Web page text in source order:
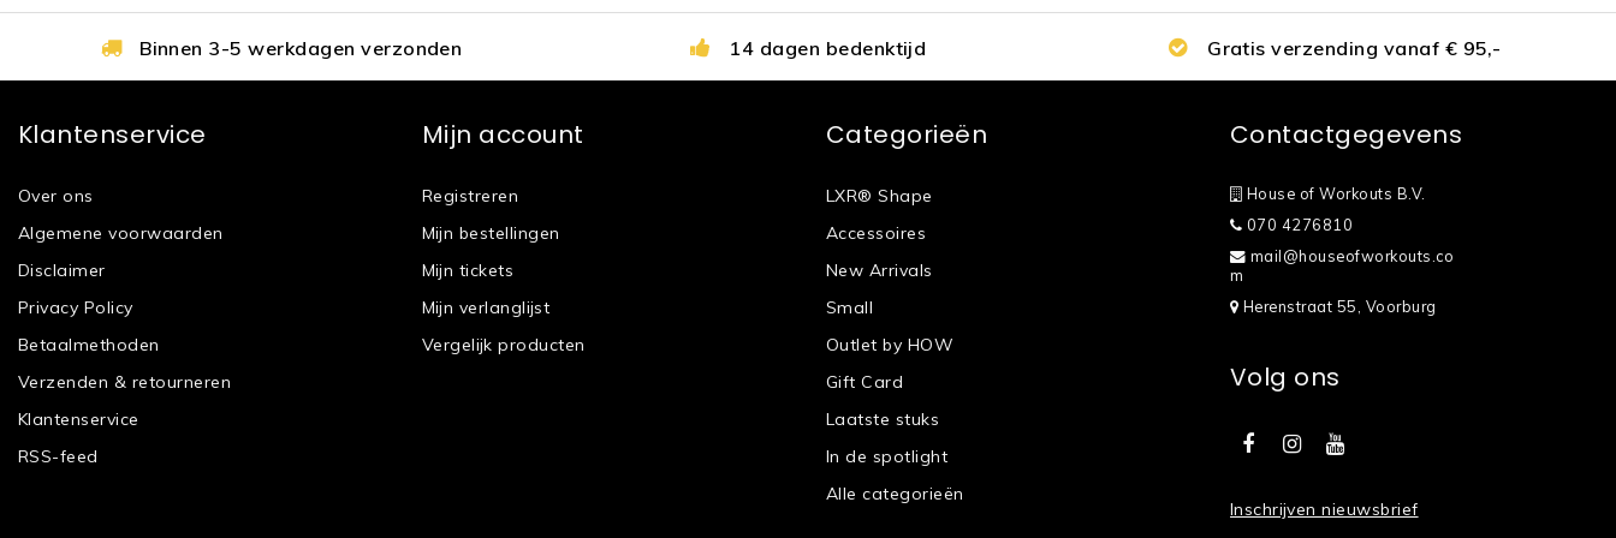
Binnen 3-5 werkdagen verzonden 14 dagen bedenktijd Gratis verzending vanaf € 95,-
Klantenservice
Over ons
Algemene voorwaarden
Disclaimer
Privacy Policy
Betaalmethoden
Verzenden & retourneren
Klantenservice
RSS-feed
Mijn account
Registreren
Mijn bestellingen
Mijn tickets
Mijn verlanglijst
Vergelijk producten
Categorieën
LXR® Shape
Accessoires
New Arrivals
Small
Outlet by HOW
Gift Card
Laatste stuks
In de spotlight
Alle categorieën
Contactgegevens
House of Workouts B.V.
070 4276810
mail@houseofworkouts.co
m
Herenstraat 55, Voorburg
Volg ons
Inschrijven nieuwsbrief